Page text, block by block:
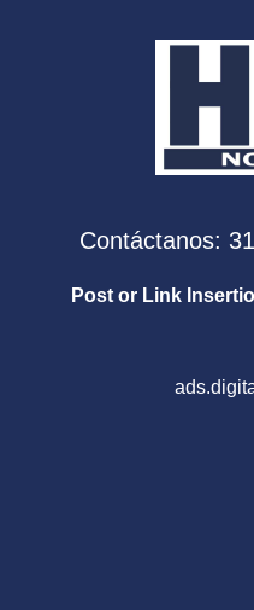
Contáctanos:
Post or Link